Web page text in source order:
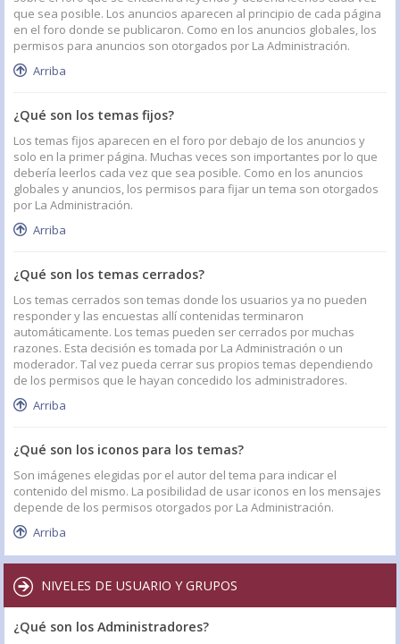
que sea posible. Los anuncios aparecen al principio de cada página
en el foro donde se publicaron. Como en los anuncios globales, los
permisos para anuncios son otorgados por La Administración.
Arriba
¿Qué son los temas fijos?
Los temas fijos aparecen en el foro por debajo de los anuncios y
solo en la primer página. Muchas veces son importantes por lo que
debería leerlos cada vez que sea posible. Como en los anuncios
globales y anuncios, los permisos para fijar un tema son otorgados
por La Administración.
Arriba
¿Qué son los temas cerrados?
Los temas cerrados son temas donde los usuarios ya no pueden
responder y las encuestas allí contenidas terminaron
automáticamente. Los temas pueden ser cerrados por muchas
razones. Esta decisión es tomada por La Administración o un
moderador. Tal vez pueda cerrar sus propios temas dependiendo
de los permisos que le hayan concedido los administradores.
Arriba
¿Qué son los iconos para los temas?
Son imágenes elegidas por el autor del tema para indicar el
contenido del mismo. La posibilidad de usar iconos en los mensajes
depende de los permisos otorgados por La Administración.
Arriba
NIVELES DE USUARIO Y GRUPOS
¿Qué son los Administradores?